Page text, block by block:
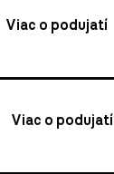
Viac o podujatí
Viac o podujatí